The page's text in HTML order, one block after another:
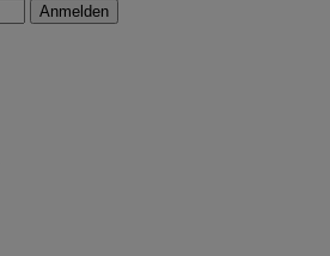
Anmelden